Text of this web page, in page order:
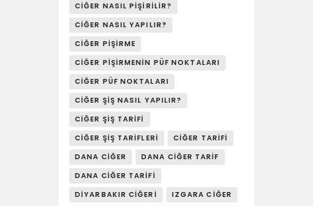
CIĞER NASIL PIŞIRILIR?
CIĞER NASIL YAPILIR?
CIĞER PIŞIRME
CIĞER PIŞIRMENIN PÜF NOKTALARI
CIĞER PÜF NOKTALARI
CIĞER ŞIŞ NASIL YAPILIR?
CIĞER ŞIŞ TARIFI
CIĞER ŞIŞ TARIFLERI
CIĞER TARIFI
DANA CIĞER
DANA CIĞER TARIF
DANA CIĞER TARIFI
DIYARBAKIR CIĞERI
IZGARA CIĞER